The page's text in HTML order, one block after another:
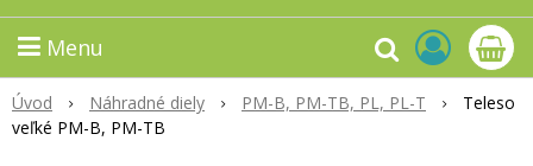
Menu
Úvod Náhradné diely PM-B, PM-TB, PL, PL-T
Teleso
veľké PM-B, PM-TB